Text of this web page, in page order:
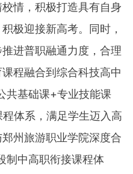
情，积极打造具有自身
极迎接新高考。同时，
进普职融通力度，合理
程融合到综合科技高中
共基础课+专业技能课
体系，满足学生迈入高
州旅游职业学院深度合
制中高职衔接课程体